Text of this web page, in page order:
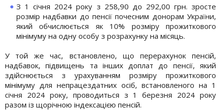
З 1 січня 2024 року з 258,90 до 292,00 грн. зросте
розмір надбавки до пенсії почесним донорам України,
який обчислюється як 10% розміру прожиткового
мінімуму на одну особу з розрахунку на місяць.
У той же час, встановлено, що перерахунок пенсій,
надбавок, підвищень та інших доплат до пенсії, який
здійснюється з урахуванням розміру прожиткового
мінімуму для непрацездатних осіб, встановленого на 1
січня 2024 року, проводиться з 1 березня 2024 року
разом із щорічною індексацією пенсій.